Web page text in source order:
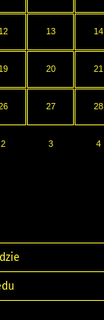
13 14
20 21
27 28
2 3 4